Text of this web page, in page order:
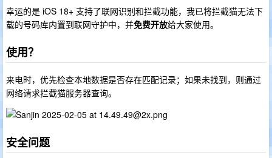
幸运的是 iOS 18+ 支持了联网识别和拦截功能，我已将拦截猫无法下
载的号码库内置到联网守护中，并免费开放给大家使用。
使用？
来电时，优先检查本地数据是否存在匹配记录；如果未找到，则通过
网络请求拦截猫服务器查询。
安全问题